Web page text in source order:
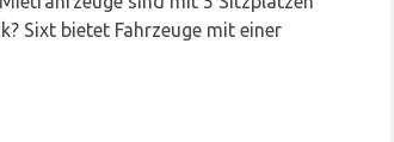
Sixt bietet Fahrzeuge mit einer